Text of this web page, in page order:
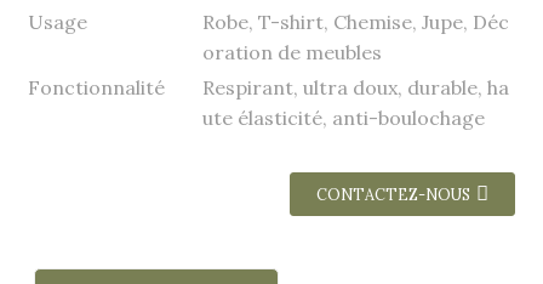
Usage
Robe, T-shirt, Chemise, Jupe, Déc
oration de meubles
Fonctionnalité
Respirant, ultra doux, durable, ha
ute élasticité, anti-boulochage
CONTACTEZ-NOUS